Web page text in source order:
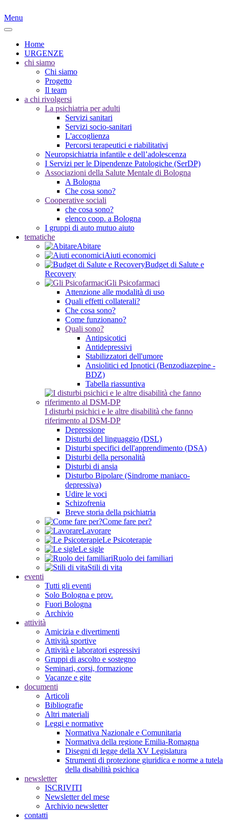
Menu
Home
URGENZE
chi siamo
Chi siamo
Progetto
Il team
a chi rivolgersi
La psichiatria per adulti
Servizi sanitari
Servizi socio-sanitari
L'accoglienza
Percorsi terapeutici e riabilitativi
Neuropsichiatria infantile e dell’adolescenza
I Servizi per le Dipendenze Patologiche (SerDP)
Associazioni della Salute Mentale di Bologna
A Bologna
Che cosa sono?
Cooperative sociali
che cosa sono?
elenco coop. a Bologna
I gruppi di auto mutuo aiuto
tematiche
Abitare
Aiuti economici
Budget di Salute e
Recovery
Gli Psicofarmaci
Attenzione alle modalità di uso
Quali effetti collaterali?
Che cosa sono?
Come funzionano?
Quali sono?
Antipsicotici
Antidepressivi
Stabilizzatori dell'umore
Ansiolitici ed Ipnotici (Benzodiazepine -
BDZ)
Tabella riassuntiva
I disturbi psichici e le altre disabilità che fanno
riferimento al DSM-DP
Depressione
Disturbi del linguaggio (DSL)
Disturbi specifici dell'apprendimento (DSA)
Disturbi della personalità
Disturbi di ansia
Disturbo Bipolare (Sindrome maniaco-
depressiva)
Udire le voci
Schizofrenia
Breve storia della psichiatria
Come fare per?
Lavorare
Le Psicoterapie
Le sigle
Ruolo dei familiari
Stili di vita
eventi
Tutti gli eventi
Solo Bologna e prov.
Fuori Bologna
Archivio
attività
Amicizia e divertimenti
Attività sportive
Attività e laboratori espressivi
Gruppi di ascolto e sostegno
Seminari, corsi, formazione
Vacanze e gite
documenti
Articoli
Bibliografie
Altri materiali
Leggi e normative
Normativa Nazionale e Comunitaria
Normativa della regione Emilia-Romagna
Disegni di legge della XV Legislatura
Strumenti di protezione giuridica e norme a tutela
della disabilità psichica
newsletter
ISCRIVITI
Newsletter del mese
Archivio newsletter
contatti